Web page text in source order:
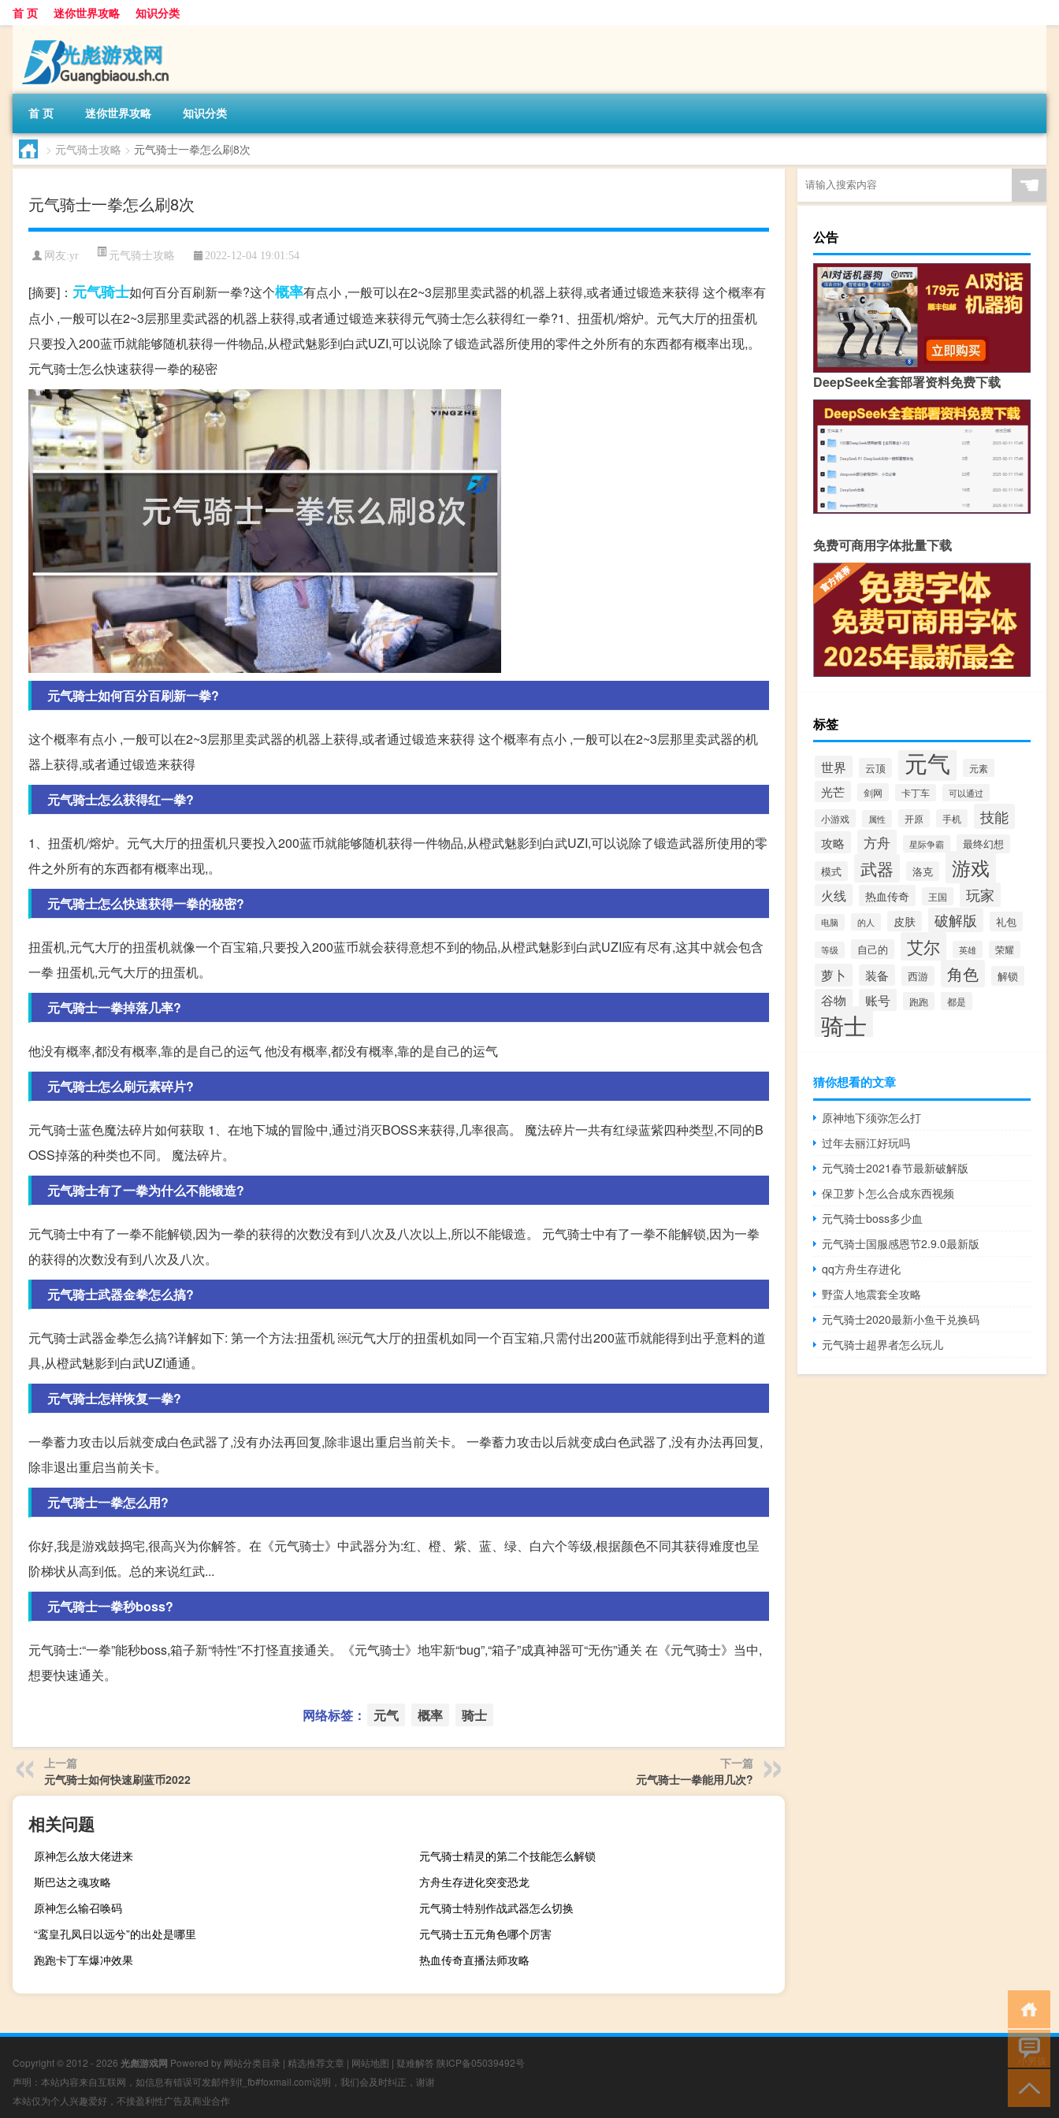
首 页 迷你世界攻略 知识分类
首 页 迷你世界攻略 知识分类
> 元气骑士攻略 > 元气骑士一拳怎么刷8次
元气骑士一拳怎么刷8次
网友:yr 元气骑士攻略 2022-12-04 19:01:54
[摘要]： 元气骑士如何百分百刷新一拳?这个概率有点小 ,一般可以在2~3层那里卖武器的机器上获得,或者通过锻造来获得 这个概率有
点小 ,一般可以在2~3层那里卖武器的机器上获得,或者通过锻造来获得元气骑士怎么获得红一拳?1、扭蛋机/熔炉。元气大厅的扭蛋机
只要投入200蓝币就能够随机获得一件物品,从橙武魅影到白武UZI,可以说除了锻造武器所使用的零件之外所有的东西都有概率出现,。
元气骑士怎么快速获得一拳的秘密
元气骑士如何百分百刷新一拳?
这个概率有点小 ,一般可以在2~3层那里卖武器的机器上获得,或者通过锻造来获得 这个概率有点小 ,一般可以在2~3层那里卖武器的机
器上获得,或者通过锻造来获得
元气骑士怎么获得红一拳?
1、扭蛋机/熔炉。元气大厅的扭蛋机只要投入200蓝币就能够随机获得一件物品,从橙武魅影到白武UZI,可以说除了锻造武器所使用的零
件之外所有的东西都有概率出现,。
元气骑士怎么快速获得一拳的秘密?
扭蛋机,元气大厅的扭蛋机就像一个百宝箱,只要投入200蓝币就会获得意想不到的物品,从橙武魅影到白武UZI应有尽有,这其中就会包含
一拳 扭蛋机,元气大厅的扭蛋机。
元气骑士一拳掉落几率?
他没有概率,都没有概率,靠的是自己的运气 他没有概率,都没有概率,靠的是自己的运气
元气骑士怎么刷元素碎片?
元气骑士蓝色魔法碎片如何获取 1、在地下城的冒险中,通过消灭BOSS来获得,几率很高。 魔法碎片一共有红绿蓝紫四种类型,不同的B
OSS掉落的种类也不同。 魔法碎片。
元气骑士有了一拳为什么不能锻造?
元气骑士中有了一拳不能解锁,因为一拳的获得的次数没有到八次及八次以上,所以不能锻造。 元气骑士中有了一拳不能解锁,因为一拳
的获得的次数没有到八次及八次。
元气骑士武器金拳怎么搞?
元气骑士武器金拳怎么搞?详解如下: 第一个方法:扭蛋机 ￼元气大厅的扭蛋机如同一个百宝箱,只需付出200蓝币就能得到出乎意料的道
具,从橙武魅影到白武UZI通通。
元气骑士怎样恢复一拳?
一拳蓄力攻击以后就变成白色武器了,没有办法再回复,除非退出重启当前关卡。 一拳蓄力攻击以后就变成白色武器了,没有办法再回复,
除非退出重启当前关卡。
元气骑士一拳怎么用?
你好,我是游戏鼓捣宅,很高兴为你解答。在《元气骑士》中武器分为:红、橙、紫、蓝、绿、白六个等级,根据颜色不同其获得难度也呈
阶梯状从高到低。总的来说红武...
元气骑士一拳秒boss?
元气骑士:“一拳”能秒boss,箱子新“特性”不打怪直接通关。《元气骑士》地牢新“bug”,“箱子”成真神器可“无伤”通关 在《元气骑士》当中,
想要快速通关。
网络标签： 元气 概率 骑士
上一篇
元气骑士如何快速刷蓝币2022
下一篇
元气骑士一拳能用几次?
相关问题
原神怎么放大佬进来
元气骑士精灵的第二个技能怎么解锁
斯巴达之魂攻略
方舟生存进化突变恐龙
原神怎么输召唤码
元气骑士特别作战武器怎么切换
“鸾皇孔凤日以远兮”的出处是哪里
元气骑士五元角色哪个厉害
跑跑卡丁车爆冲效果
热血传奇直播法师攻略
☚
公告
DeepSeek全套部署资料免费下载
免费可商用字体批量下载
标签
世界 云顶 元气 元素
光芒 剑网 卡丁车 可以通过
小游戏 属性 开原 手机 技能
攻略 方舟 星际争霸 最终幻想
模式 武器 洛克 游戏
火线 热血传奇 王国 玩家
电脑 的人 皮肤 破解版 礼包
等级 自己的 艾尔 英雄 荣耀
萝卜 装备 西游 角色 解锁
谷物 账号 跑跑 都是
骑士
猜你想看的文章
原神地下须弥怎么打
过年去丽江好玩吗
元气骑士2021春节最新破解版
保卫萝卜怎么合成东西视频
元气骑士boss多少血
元气骑士国服感恩节2.9.0最新版
qq方舟生存进化
野蛮人地震套全攻略
元气骑士2020最新小鱼干兑换码
元气骑士超界者怎么玩儿
Copyright © 2012 - 2026 光彪游戏网 Powered by 网站分类目录 | 精选推荐文章 | 网站地图 | 疑难解答 陕ICP备05039492号
声明：本站内容来自互联网，如信息有错误可发邮件到f_fb#foxmail.com说明，我们会及时纠正，谢谢
本站仅为个人兴趣爱好，不接盈利性广告及商业合作
小男孩